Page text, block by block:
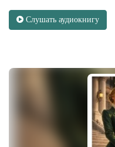
Слушать аудиокнигу